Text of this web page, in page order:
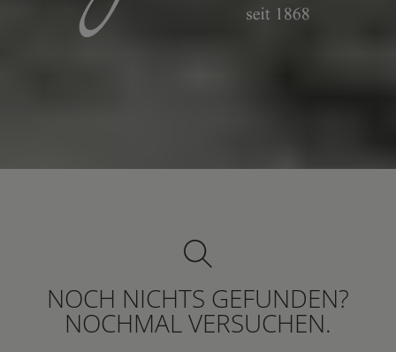
NOCH NICHTS GEFUNDEN?
NOCHMAL VERSUCHEN.